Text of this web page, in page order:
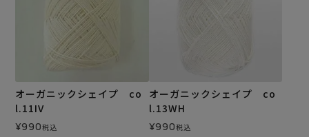
オーガニックシェイプ co
l.11IV
¥990税込
オーガニックシェイプ co
l.13WH
¥990税込